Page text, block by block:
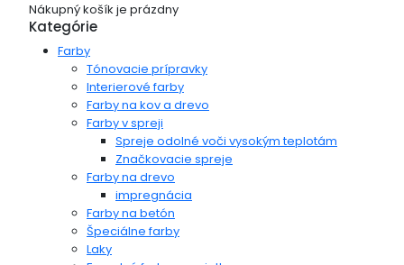
Nákupný košík je prázdny
Kategórie
Farby
Tónovacie prípravky
Interierové farby
Farby na kov a drevo
Farby v spreji
Spreje odolné voči vysokým teplotám
Značkovacie spreje
Farby na drevo
impregnácia
Farby na betón
Špeciálne farby
Laky